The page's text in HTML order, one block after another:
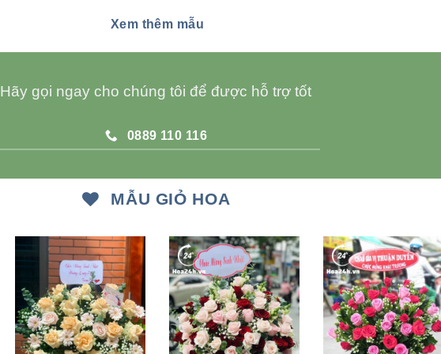
Xem thêm mẫu
Hãy gọi ngay cho chúng tôi để được hỗ trợ tốt
0889 110 116
MẪU GIỎ HOA